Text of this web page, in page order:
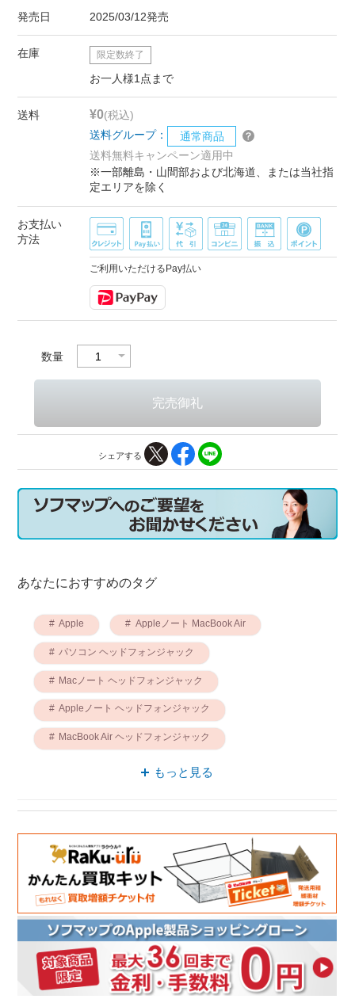
発売日 2025/03/12発売
在庫 限定数終了
お一人様1点まで
送料 ¥0(税込)
送料グループ：
通常商品
送料無料キャンペーン適用中
※一部離島・山間部および北海道、または当社指
定エリアを除く
お支払い
方法
ご利用いただけるPay払い
数量
シェアする
あなたにおすすめのタグ
Apple Appleノート MacBook Air
パソコン ヘッドフォンジャック
Macノート ヘッドフォンジャック
Appleノート ヘッドフォンジャック
MacBook Air ヘッドフォンジャック
Macノート Wi-Fi 6
もっと見る